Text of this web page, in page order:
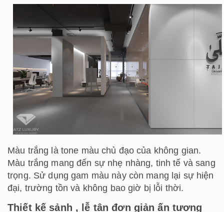
Màu trắng là tone màu chủ đạo của không gian.
Màu trắng mang đến sự nhẹ nhàng, tinh tế và sang
trọng. Sử dụng gam màu này còn mang lại sự hiện
đại, trường tồn và không bao giờ bị lỗi thời.
Thiết kế sảnh , lễ tân đơn giản ấn tượng